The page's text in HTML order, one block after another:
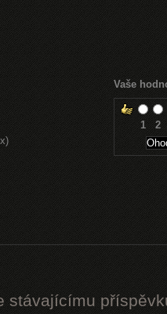
Vaše
1 2
stávajícímu